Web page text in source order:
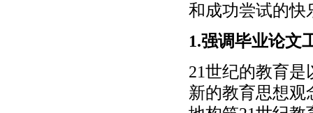
和成功尝试的快
1.强调毕业论文
21世纪的教育
新的教育思想观